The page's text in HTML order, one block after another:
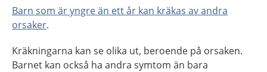
Barn som är yngre än ett år kan kräkas av andra
orsaker.
Kräkningarna kan se olika ut, beroende på orsaken.
Barnet kan också ha andra symtom än bara